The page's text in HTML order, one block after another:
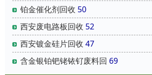
铂金催化剂回收 50
西安废电路板回收 52
西安镀金硅片回收 47
含金银铂钯铑铱钌废料回 69